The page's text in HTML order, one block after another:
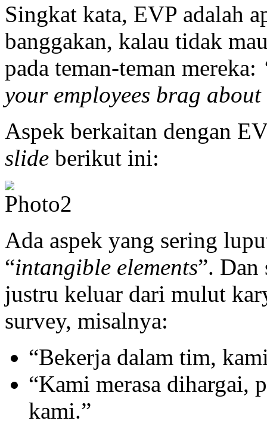
Singkat kata, EVP adalah
banggakan, kalau tidak
pada teman-teman mereka:
your employees brag
Aspek berkaitan dengan
slide berikut ini:
Ada aspek yang sering
“intangible elements”.
justru keluar dari mulut
survey, misalnya:
“Bekerja dalam tim,
“Kami merasa dihargai,
kami.”